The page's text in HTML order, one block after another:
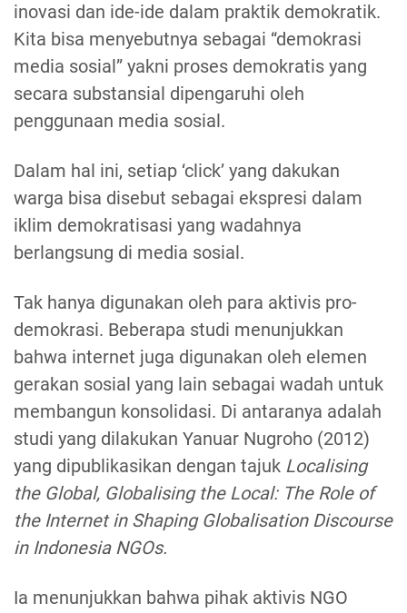
inovasi dan ide-ide dalam praktik demokratik.
Kita bisa menyebutnya sebagai “demokrasi
media sosial” yakni proses demokratis yang
secara substansial dipengaruhi oleh
penggunaan media sosial.
Dalam hal ini, setiap ‘click’ yang dakukan
warga bisa disebut sebagai ekspresi dalam
iklim demokratisasi yang wadahnya
berlangsung di media sosial.
Tak hanya digunakan oleh para aktivis pro-
demokrasi. Beberapa studi menunjukkan
bahwa internet juga digunakan oleh elemen
gerakan sosial yang lain sebagai wadah untuk
membangun konsolidasi. Di antaranya adalah
studi yang dilakukan Yanuar Nugroho (2012)
yang dipublikasikan dengan tajuk Localising
the Global, Globalising the Local: The Role of
the Internet in Shaping Globalisation Discourse
in Indonesia NGOs.
Ia menunjukkan bahwa pihak aktivis NGO